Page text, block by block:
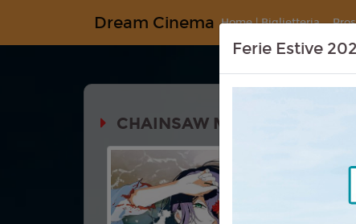
Dream Cinema Home | Biglietteria
CHAINSAW MAN - IL FILM:
Ferie Estive